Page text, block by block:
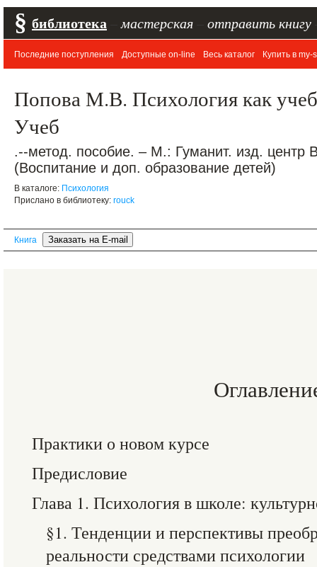
§ библиотека мастерская отправить книгу
Последние поступления Доступные on-line Весь каталог Купить в my-
Попова М.В. Психология как
Учеб
.--метод. пособие. – М.: Гуманит. изд.
(Воспитание и доп. образование детей)
В каталоге: Психология
Прислано в библиотеку: rouck
Книга
Практики о новом курсе
Предисловие
Глава 1. Психология в школе:
§1. Тенденции и перспективы
реальности средствами психологии